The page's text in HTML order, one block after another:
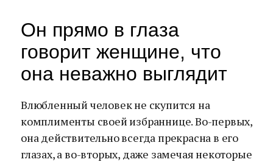
Он прямо в глаза
говорит женщине, что
она неважно выглядит
Влюбленный человек не скупится на
комплименты своей избраннице. Во-первых,
она действительно всегда прекрасна в его
глазах, а во-вторых, даже замечая некоторые